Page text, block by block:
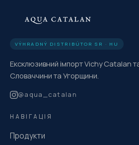
VÝHRADNÝ DISTRIBÚTOR SR · HU
Ексклюзивний імпорт Vichy Catalan
Словаччини та Угорщини.
@aqua_catalan
НАВІГАЦІЯ
Продукти